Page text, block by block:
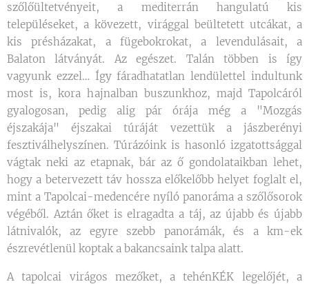
szőlőültetvényeit, a mediterrán hangulatú kis
településeket, a kövezett, virággal beültetett utcákat, a
kis présházakat, a fügebokrokat, a levendulásait, a
Balaton látványát. Az egészet. Talán többen is így
vagyunk ezzel… Így fáradhatatlan lendülettel indultunk
most is, kora hajnalban buszunkhoz, majd Tapolcáról
gyalogosan, pedig alig pár órája még a "Mozgás
éjszakája" éjszakai túráját vezettük a jászberényi
fesztiválhelyszínen. Túrázóink is hasonló izgatottsággal
vágtak neki az etapnak, bár az ő gondolataikban lehet,
hogy a betervezett táv hossza előkelőbb helyet foglalt el,
mint a Tapolcai-medencére nyíló panoráma a szőlősorok
végéből. Aztán őket is elragadta a táj, az újabb és újabb
látnivalók, az egyre szebb panorámák, és a km-ek
észrevétlenül koptak a bakancsaink talpa alatt.
A tapolcai virágos mezőket, a tehénKÉK legelőjét, a